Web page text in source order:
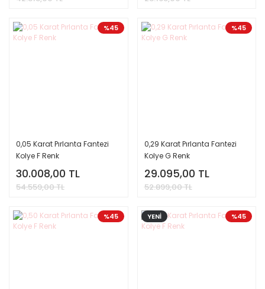
%45
0,05 Karat Pırlanta Fantezi
Kolye F Renk
30.008,00 TL
54.559,00 TL
%45
0,29 Karat Pırlanta Fantezi
Kolye G Renk
29.095,00 TL
52.899,00 TL
%45 %45
YENİ